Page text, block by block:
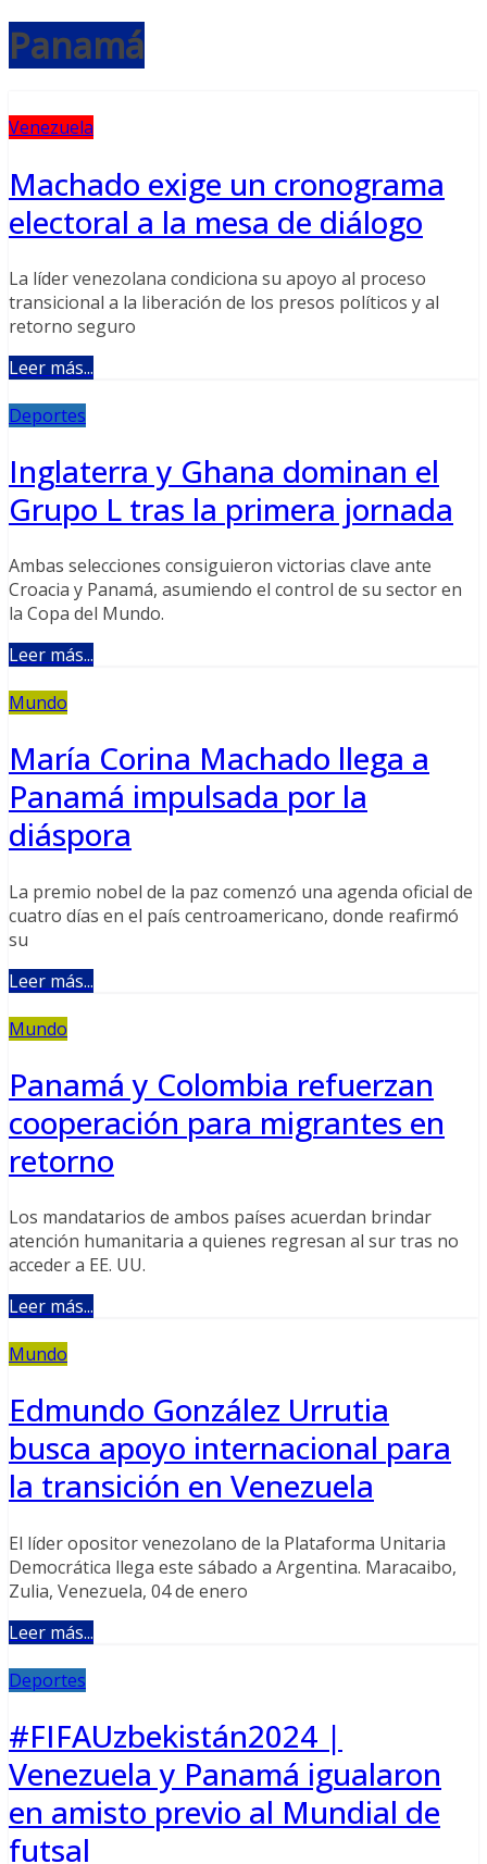
Panamá
Venezuela
Machado exige un cronograma
electoral a la mesa de diálogo
La líder venezolana condiciona su apoyo al proceso
transicional a la liberación de los presos políticos y al
retorno seguro
Leer más...
Deportes
Inglaterra y Ghana dominan el
Grupo L tras la primera jornada
Ambas selecciones consiguieron victorias clave ante
Croacia y Panamá, asumiendo el control de su sector en
la Copa del Mundo.
Leer más...
Mundo
María Corina Machado llega a
Panamá impulsada por la
diáspora
La premio nobel de la paz comenzó una agenda oficial de
cuatro días en el país centroamericano, donde reafirmó
su
Leer más...
Mundo
Panamá y Colombia refuerzan
cooperación para migrantes en
retorno
Los mandatarios de ambos países acuerdan brindar
atención humanitaria a quienes regresan al sur tras no
acceder a EE. UU.
Leer más...
Mundo
Edmundo González Urrutia
busca apoyo internacional para
la transición en Venezuela
El líder opositor venezolano de la Plataforma Unitaria
Democrática llega este sábado a Argentina. Maracaibo,
Zulia, Venezuela, 04 de enero
Leer más...
Deportes
#FIFAUzbekistán2024 |
Venezuela y Panamá igualaron
en amisto previo al Mundial de
futsal